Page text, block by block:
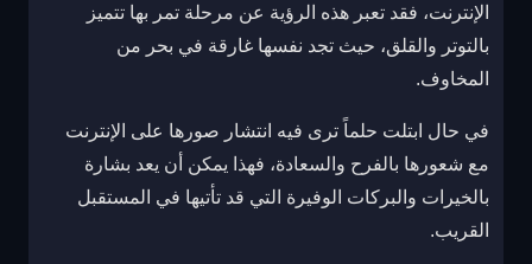
الإنترنت، فقد تعبر هذه الرؤية عن مرحلة تمر بها تتميز
بالتوتر والقلق، حيث تجد نفسها غارقة في بحر من
المخاوف.
في حال ابتلت حلماً ترى فيه انتشار صورها على الإنترنت
مع شعورها بالفرح والسعادة، فهذا يمكن أن يعد بشارة
بالخيرات والبركات الوفيرة التي قد تأتيها في المستقبل
القريب.